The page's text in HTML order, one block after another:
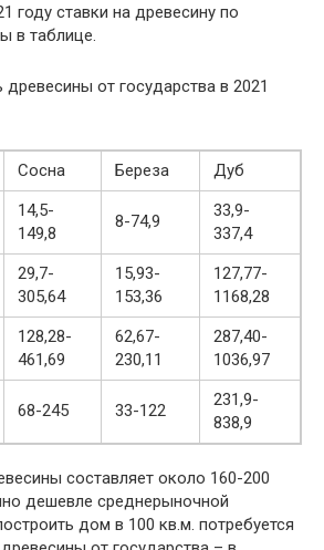
году ставки на древесину по
в таблице.
от государства в 2021
Сосна Береза Дуб
14,5-
149,8
8-74,9
33,9-
337,4
29,7-
305,64
15,93-
153,36
127,77-
1168,28
128,28-
461,69
62,67-
230,11
287,40-
1036,97
68-245 33-122
231,9-
838,9
составляет около 160-200
дешевле среднерыночной
дом в 100 кв.м. потребуется